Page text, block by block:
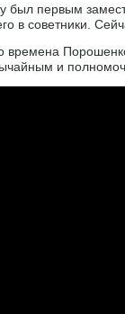
был первым
в советники.
времена
и